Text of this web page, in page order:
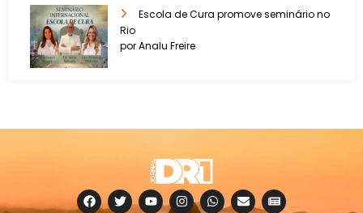
Escola de Cura promove seminário no
Rio
por Analu Freire